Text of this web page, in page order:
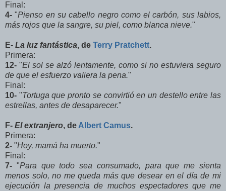
Final:
4-"Pienso en su cabello negro como el carbón, sus labios,
más rojos que la sangre, su piel, como blanca nieve."
E- La luz fantástica, de Terry Pratchett.
Primera:
12- "El sol se alzó lentamente, como si no estuviera seguro
de que el esfuerzo valiera la pena."
Final:
10- "Tortuga que pronto se convirtió en un destello entre las
estrellas, antes de desaparecer."
F- El extranjero, de Albert Camus.
Primera:
2- "Hoy, mamá ha muerto."
Final:
7- "Para que todo sea consumado, para que me sienta
menos solo, no me queda más que desear en el día de mi
ejecución la presencia de muchos espectadores que me